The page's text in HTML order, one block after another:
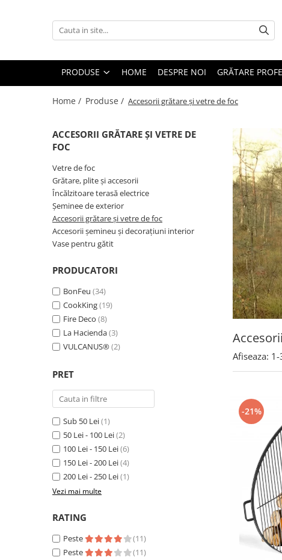
Produse
Grătare, plite și accesorii
Șeminee de exterior
Accesorii grătare și vetre de foc
Vase pentru gătit
PRODUSE HOME DESPRE NOI GRĂTARE
Home / Produse / Accesorii grătare și vetre de foc
ACCESORII GRĂTARE ȘI VETRE DE
FOC
Vetre de foc
Grătare, plite și accesorii
Încălzitoare terasă electrice
Șeminee de exterior
Accesorii grătare și vetre de foc
Accesorii șemineu și decorațiuni interior
Vase pentru gătit
PRODUCATORI
BonFeu (34)
CookKing(19)
Fire Deco (8)
La Hacienda(3)
VULCANUS®(2)
PRET
Sub 50 Lei(1)
50 Lei - 100 Lei(2)
100 Lei - 150 Lei(6)
150 Lei - 200 Lei(4)
200 Lei - 250 Lei(1)
Vezi mai multe
RATING
Peste
(11)
Peste
(11)
Afiseaza: 1-
-21%